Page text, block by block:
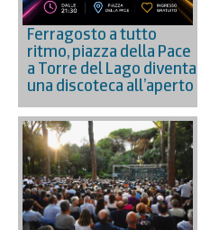
Ferragosto a tutto
ritmo, piazza della Pace
a Torre del Lago diventa
una discoteca all’aperto